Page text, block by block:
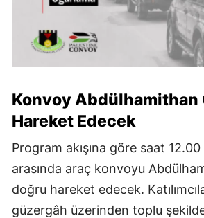
Konvoy Abdülhamithan
Hareket Edecek
Program akışına göre saat
arasında araç konvoyu
doğru hareket edecek.
güzergâh üzerinden toplu